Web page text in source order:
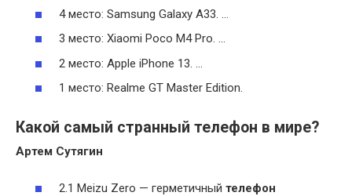
4 место: Samsung Galaxy A33. …
3 место: Xiaomi Poco M4 Pro. …
2 место: Apple iPhone 13. …
1 место: Realme GT Master Edition.
Какой самый странный телефон в мире?
Артем Сутягин
2.1 Meizu Zero — герметичный телефон